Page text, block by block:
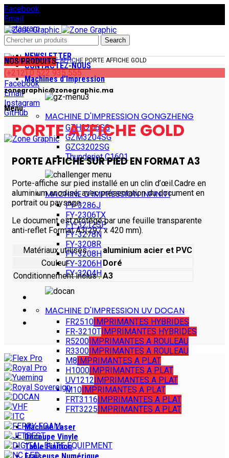
Facebook
Email
Instagram
GitHub
NEWSLETTER
CONTACTEZ-NOUS
Facebook
Email
Instagram
GitHub
Search
(+212) 0 522 935 555
zonegraphic@zonegraphic.ma
Menu
NOS PRODUITS
Machines d’Impression
MACHINE D'IMPRESSION GONGZHENG
GZH3206SG
GZM3204SG
GZC3202SG
Thunderjet C1601
MACHINE D'IMPRESSION INFINITI
FY-3286J
FY-2306TX
FY-3212SP
FY-3278N
FY-3208R
FY-3208H
FY-3206H
FY-3204H
MACHINE D'IMPRESSION UV DOCAN
FR2510IMPRIMANTES HYBRIDES
FR-3210TIMPRIMANTES HYBRIDES
R5200IMPRIMANTES A ROULEAU
R3300IMPRIMANTES A ROULEAU
M8IMPRIMANTES A PLAT
H1000IMPRIMANTES A PLAT
UV1212IMPRIMANTES A PLAT
M10IMPRIMANTES A PLAT
FRT3116IMPRIMANTES A PLAT
FRT3225IMPRIMANTES A PLAT
Machine Laser
Découpe Vinyle
Table Finition
ACCUEILPLVPORTE AFFICHE PORTE AFFICHE GOLD
Cliquez pour agrandir
PORTE AFFICHE GOLD
PORTE AFFICHE SUR PIED EN FORMAT A3
Porte-affiche sur pied installé en un clin d’œil.Cadre en
aluminium anodisé, avec présentation du document en
portrait ou paysage.
Le document est protégé par une feuille transparente
anti-reflet Format A3(297 x 420 mm).
Matériaux utilisés :
aluminium acier et PVC
Couleur :
Doré
Conditionnement inclus : A3